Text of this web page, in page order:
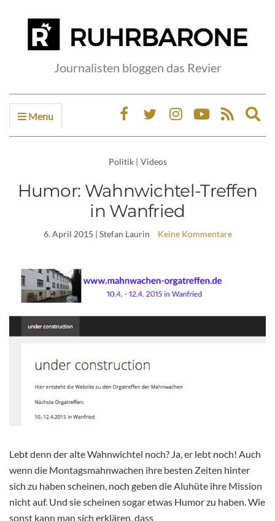
Journalisten bloggen das Revier
Menu
Politik | Videos
Humor: Wahnwichtel-Treffen
in Wanfried
6. April 2015 | Stefan Laurin Keine Kommentare
Lebt denn der alte Wahnwichtel noch? Ja, er lebt noch! Auch
wenn die Montagsmahnwachen ihre besten Zeiten hinter
sich zu haben scheinen, noch geben die Aluhüte ihre Mission
nicht auf. Und sie scheinen sogar etwas Humor zu haben. Wie
sonst kann man sich erklären, dass